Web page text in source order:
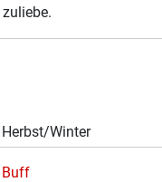
Herbst/Winter
Buff